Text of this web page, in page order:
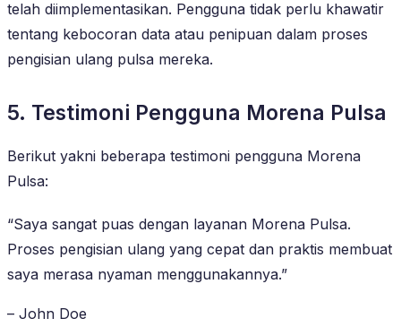
telah diimplementasikan. Pengguna tidak perlu khawatir
tentang kebocoran data atau penipuan dalam proses
pengisian ulang pulsa mereka.
5. Testimoni Pengguna Morena Pulsa
Berikut yakni beberapa testimoni pengguna Morena
Pulsa:
“Saya sangat puas dengan layanan Morena Pulsa.
Proses pengisian ulang yang cepat dan praktis membuat
saya merasa nyaman menggunakannya.”
– John Doe